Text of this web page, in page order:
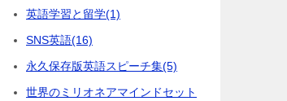
英語学習と留学(1)
SNS英語(16)
永久保存版英語スピーチ集(5)
世界のミリオネアマインドセット